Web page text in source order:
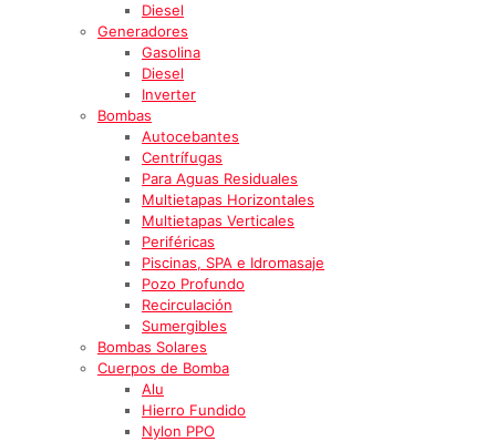
Diesel
Generadores
Gasolina
Diesel
Inverter
Bombas
Autocebantes
Centrífugas
Para Aguas Residuales
Multietapas Horizontales
Multietapas Verticales
Periféricas
Piscinas, SPA e Idromasaje
Pozo Profundo
Recirculación
Sumergibles
Bombas Solares
Cuerpos de Bomba
Alu
Hierro Fundido
Nylon PPO